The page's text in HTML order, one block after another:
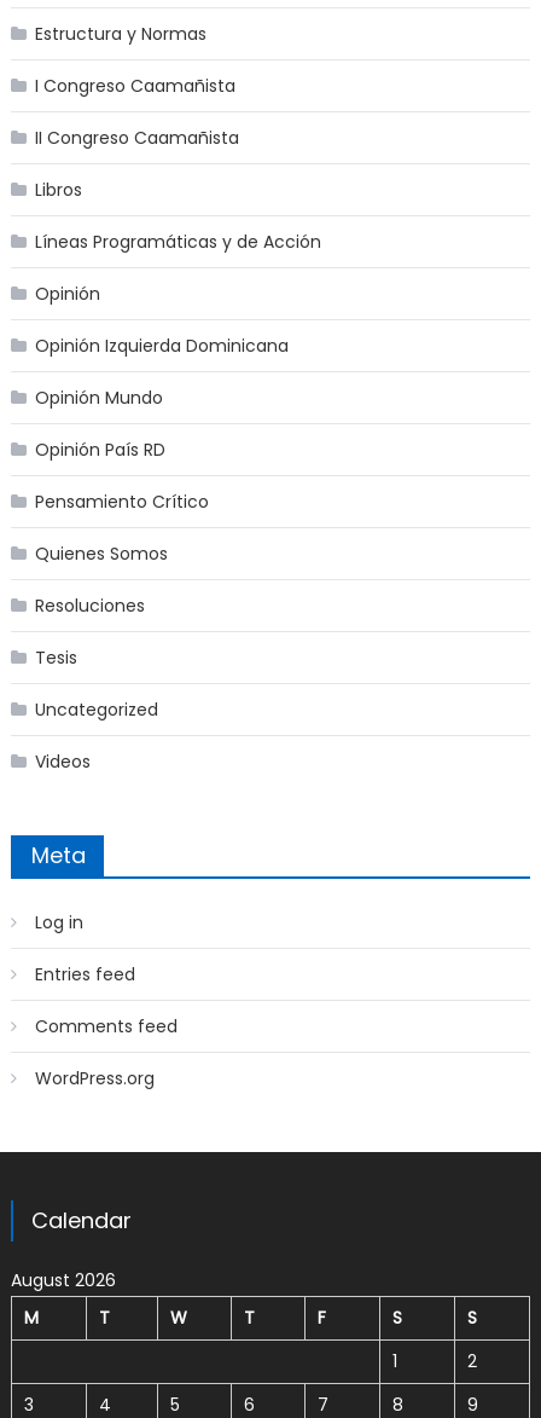
Estructura y Normas
I Congreso Caamañista
II Congreso Caamañista
Libros
Líneas Programáticas y de Acción
Opinión
Opinión Izquierda Dominicana
Opinión Mundo
Opinión País RD
Pensamiento Crítico
Quienes Somos
Resoluciones
Tesis
Uncategorized
Videos
Meta
Log in
Entries feed
Comments feed
WordPress.org
Calendar
August 2026
M
T W T F S
S
1
2
3
4 5 6 7 8
9